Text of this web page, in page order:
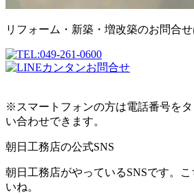
リフォーム・新築・増改築のお問合
※スマートフォンの方は電話番号を
い合わせできます。
朝日工務店の公式SNS
朝日工務店がやっているSNSです。
いね。